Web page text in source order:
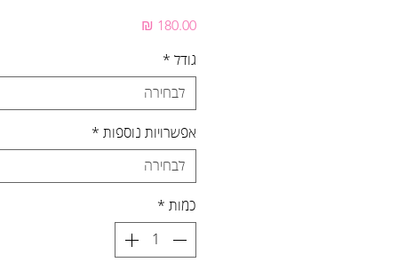
גודל *
לבחירה
אפשרויות נוספות *
לבחירה
כמות *